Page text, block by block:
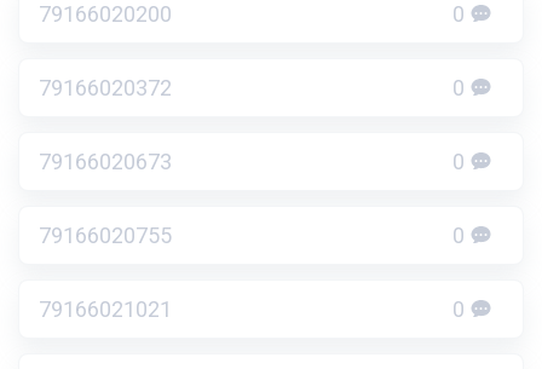
79166020200 0
79166020372 0
79166020673 0
79166020755 0
79166021021 0